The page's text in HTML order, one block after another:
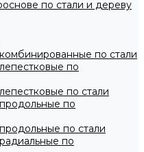
по стали и дереву
по стали
по
по стали
по
по стали
по